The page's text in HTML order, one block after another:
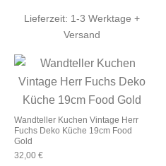
Lieferzeit: 1-3 Werktage +
Versand
Wandteller Kuchen Vintage Herr
Fuchs Deko Küche 19cm Food
Gold
32,00 €